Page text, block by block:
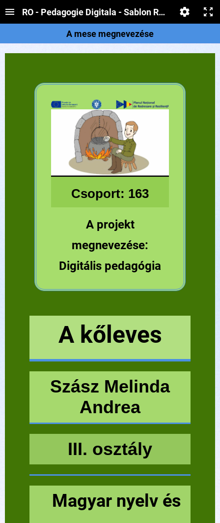
RO - Pedagogie Digitala - Sablon RED - Claritate
A mese megnevezése
Csoport: 163
A projekt
megnevezése:
Digitális pedagógia
A kőleves
Szász Melinda
Andrea
III. osztály
Magyar nyelv és